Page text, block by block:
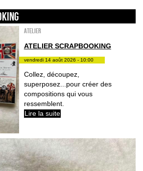
Atelier
ATELIER SCRAPBOOKING
vendredi 14 août 2026 - 10:00
Collez, découpez,
superposez...pour créer des
compositions qui vous
ressemblent.
Lire la suite